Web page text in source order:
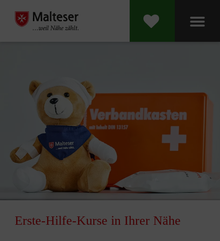
Erste-Hilfe-Kurse in Ihrer Nähe